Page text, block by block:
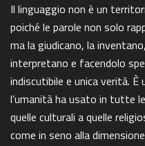
Il linguaggio non è un
poiché le parole non solo
ma la giudicano, la
interpretano e facendolo
indiscutibile e unica verità. È
l’umanità ha usato in tutte
quelle culturali a quelle
come in seno alla